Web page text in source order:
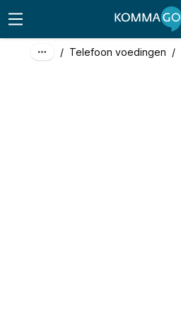
/ Telefoon voedingen /
excl. btw